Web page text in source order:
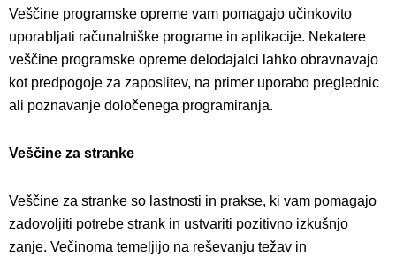
Veščine programske opreme vam pomagajo učinkovito
uporabljati računalniške programe in aplikacije. Nekatere
veščine programske opreme delodajalci lahko obravnavajo
kot predpogoje za zaposlitev, na primer uporabo preglednic
ali poznavanje določenega programiranja.
Veščine za stranke
Veščine za stranke so lastnosti in prakse, ki vam pomagajo
zadovoljiti potrebe strank in ustvariti pozitivno izkušnjo
zanje. Večinoma temeljijo na reševanju težav in